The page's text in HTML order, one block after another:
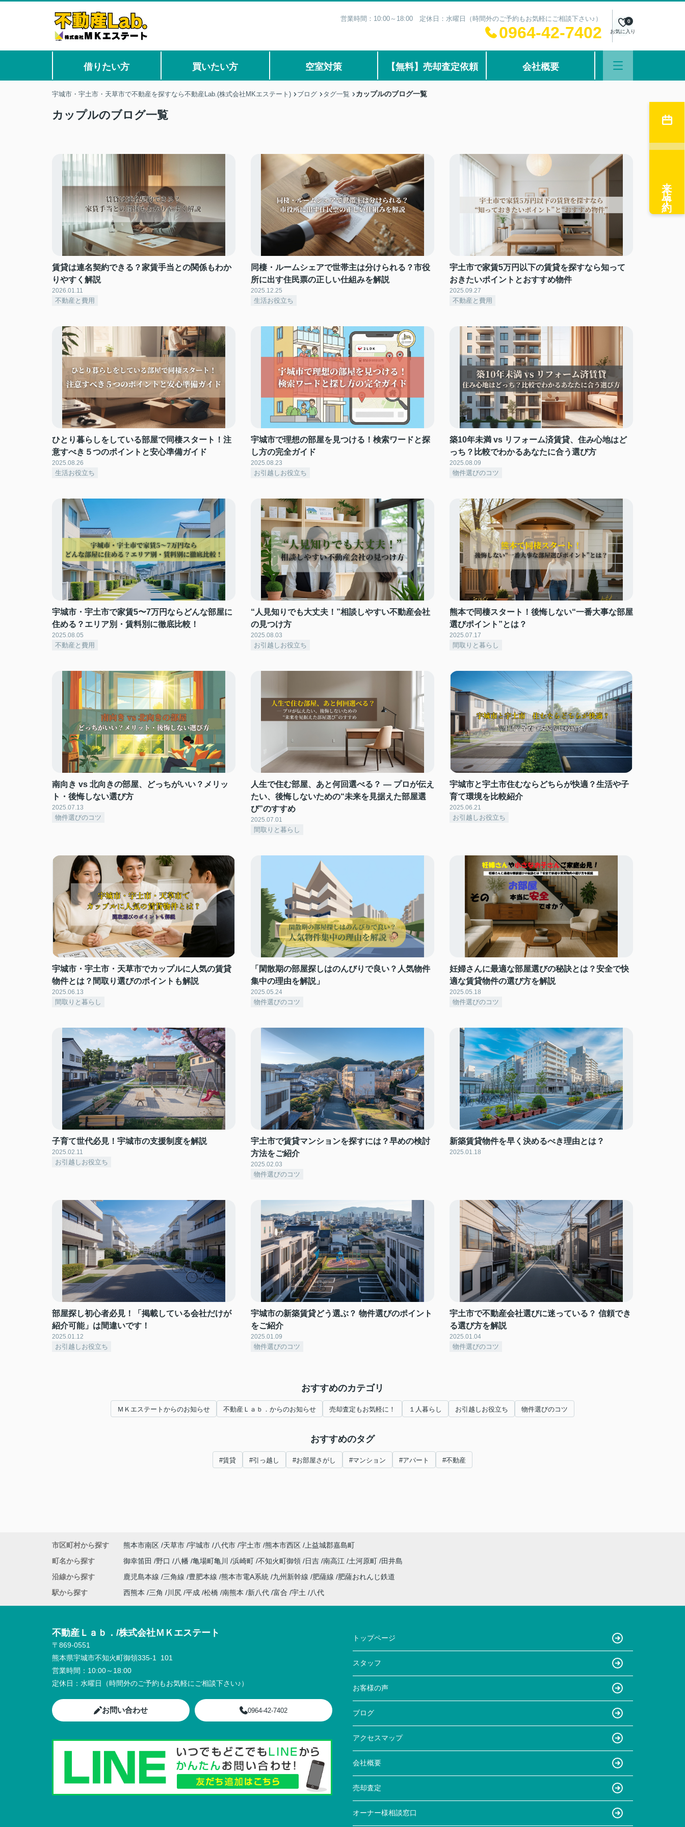
営業時間：10:00～18:00 定休日：水曜日（時間外のご予約もお気軽にご相談下さい♪）
0964-42-7402 お気に入り
0
借りたい方 買いたい方 空室対策 【無料】売却査定依頼 会社概要
宇城市・宇土市・天草市で不動産を探すなら不動産Lab.(株式会社MKエステート) ブログ タグ一覧 カップルのブログ一覧
カップルのブログ一覧
賃貸は連名契約できる？家賃手当との関係もわか
りやすく解説
2026.01.11
不動産と費用
同棲・ルームシェアで世帯主は分けられる？市役
所に出す住民票の正しい仕組みを解説
2025.12.25
生活お役立ち
宇土市で家賃5万円以下の賃貸を探すなら知って
おきたいポイントとおすすめ物件
2025.09.27
不動産と費用
ひとり暮らしをしている部屋で同棲スタート！注
意すべき５つのポイントと安心準備ガイド
2025.08.26
生活お役立ち
宇城市で理想の部屋を見つける！検索ワードと探
し方の完全ガイド
2025.08.23
お引越しお役立ち
築10年未満 vs リフォーム済賃貸、住み心地はど
っち？比較でわかるあなたに合う選び方
2025.08.09
物件選びのコツ
宇城市・宇土市で家賃5〜7万円ならどんな部屋に
住める？エリア別・賃料別に徹底比較！
2025.08.05
不動産と費用
“人見知りでも大丈夫！”相談しやすい不動産会社
の見つけ方
2025.08.03
お引越しお役立ち
熊本で同棲スタート！後悔しない“一番大事な部屋
選びポイント”とは？
2025.07.17
間取りと暮らし
南向き vs 北向きの部屋、どっちがいい？メリッ
ト・後悔しない選び方
2025.07.13
物件選びのコツ
人生で住む部屋、あと何回選べる？ ― プロが伝え
たい、後悔しないための“未来を見据えた部屋選
び”のすすめ
2025.07.01
間取りと暮らし
宇城市と宇土市住むならどちらが快適？生活や子
育て環境を比較紹介
2025.06.21
お引越しお役立ち
宇城市・宇土市・天草市でカップルに人気の賃貸
物件とは？間取り選びのポイントも解説
2025.06.13
間取りと暮らし
「閑散期の部屋探しはのんびりで良い？人気物件
集中の理由を解説」
2025.05.24
物件選びのコツ
妊婦さんに最適な部屋選びの秘訣とは？安全で快
適な賃貸物件の選び方を解説
2025.05.18
物件選びのコツ
子育て世代必見！宇城市の支援制度を解説
2025.02.11
お引越しお役立ち
宇土市で賃貸マンションを探すには？早めの検討
方法をご紹介
2025.02.03
物件選びのコツ
新築賃貸物件を早く決めるべき理由とは？
2025.01.18
部屋探し初心者必見！「掲載している会社だけが
紹介可能」は間違いです！
2025.01.12
お引越しお役立ち
宇城市の新築賃貸どう選ぶ？ 物件選びのポイント
をご紹介
2025.01.09
物件選びのコツ
宇土市で不動産会社選びに迷っている？ 信頼でき
る選び方を解説
2025.01.04
物件選びのコツ
おすすめのカテゴリ
ＭＫエステートからのお知らせ 不動産Ｌａｂ．からのお知らせ 売却査定もお気軽に！ １人暮らし お引越しお役立ち 物件選びのコツ
おすすめのタグ
#賃貸 #引っ越し #お部屋さがし #マンション #アパート #不動産
来店予約
市区町村から探す 熊本市南区 天草市 宇城市 八代市 宇土市 熊本市西区
上益城郡嘉島町
町名から探す
御幸笛田 野口 八幡 亀場町亀川 浜崎町 不知火町御領 日吉 南高江 土河原町
田井島
沿線から探す
鹿児島本線 三角線 豊肥本線 熊本市電A系統 九州新幹線 肥薩線
肥薩おれんじ鉄道
駅から探す
西熊本 三角 川尻 平成 松橋 南熊本 新八代 富合 宇土 八代
不動産Ｌａｂ．/株式会社ＭＫエステート
〒869-0551
熊本県宇城市不知火町御領335-1 101
営業時間： 10:00～18:00
定休日： 水曜日（時間外のご予約もお気軽にご相談下さい♪）
お問い合わせ 0964-42-7402
トップページ
スタッフ
お客様の声
ブログ
アクセスマップ
会社概要
売却査定
オーナー様相談窓口